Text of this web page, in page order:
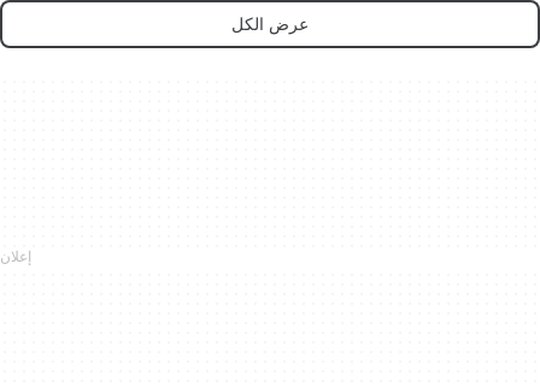
عرض الكل